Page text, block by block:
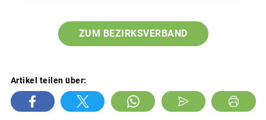
ZUM BEZIRKSVERBAND
Artikel teilen über: